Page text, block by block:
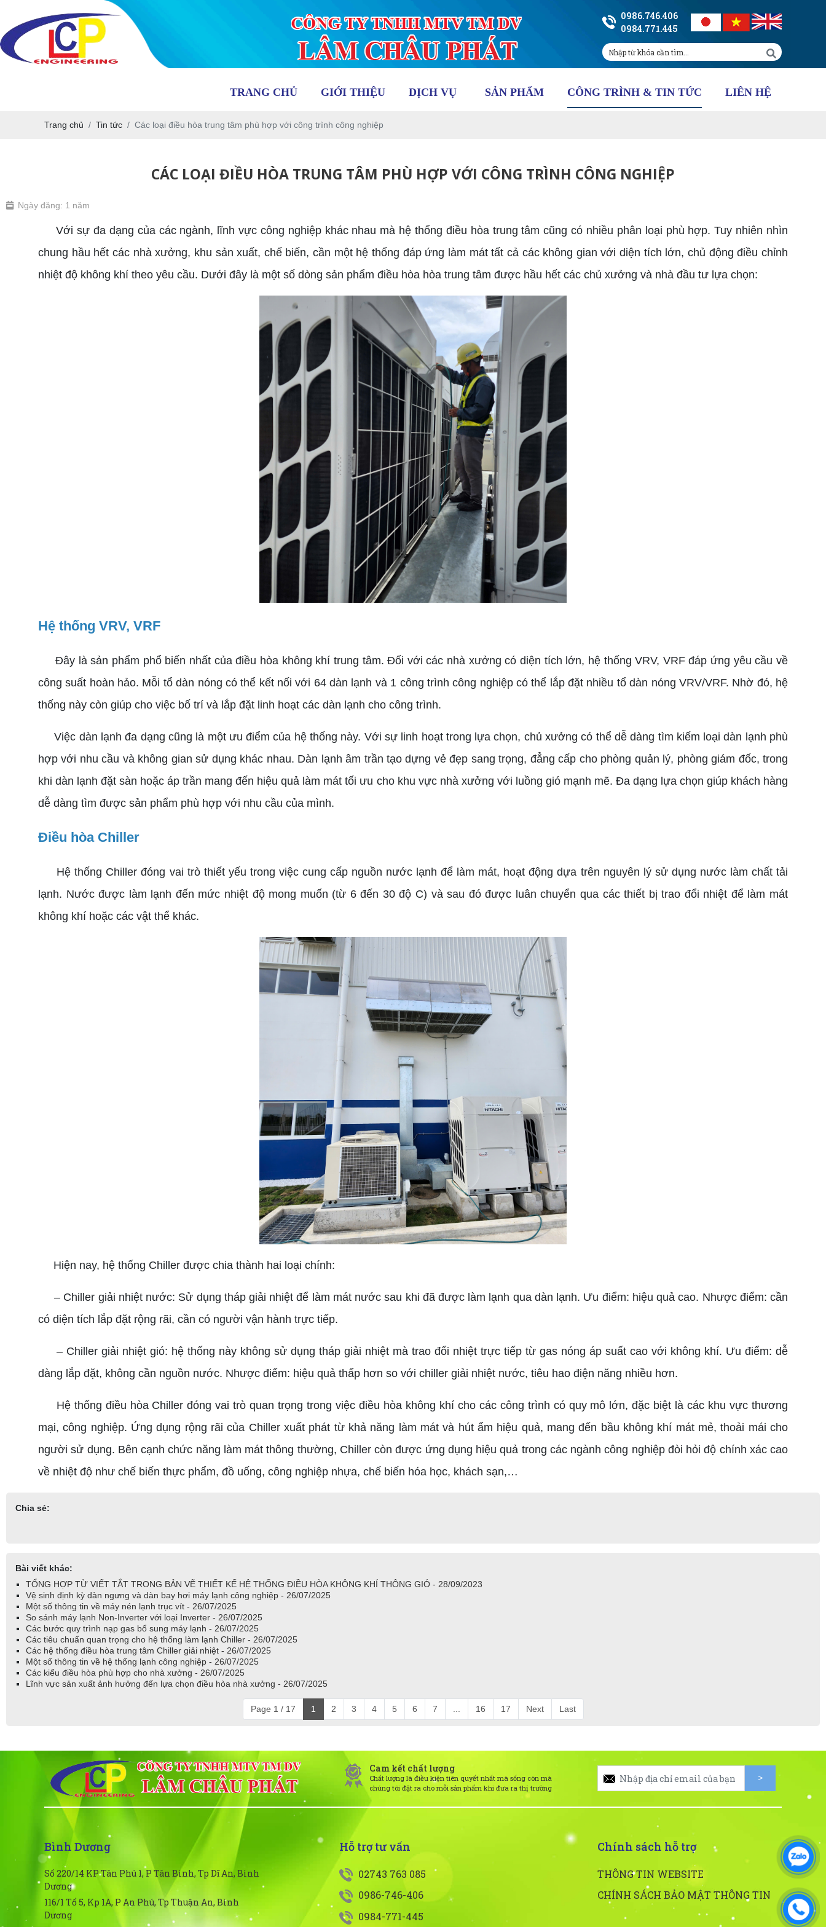
0986.746.406
0984.771.445
TRANG CHỦ GIỚI THIỆU DỊCH VỤ SẢN PHẨM CÔNG TRÌNH & TIN TỨC LIÊN HỆ
Trang chủ Tin tức Các loại điều hòa trung tâm phù hợp với công trình công nghiệp
CÁC LOẠI ĐIỀU HÒA TRUNG TÂM PHÙ HỢP VỚI CÔNG TRÌNH CÔNG NGHIỆP
Ngày đăng: 1 năm
Với sự đa dạng của các ngành, lĩnh vực công nghiệp khác nhau mà hệ thống điều hòa trung tâm cũng có nhiều phân loại phù hợp. Tuy nhiên nhìn
chung hầu hết các nhà xưởng, khu sản xuất, chế biến, cần một hệ thống đáp ứng làm mát tất cả các không gian với diện tích lớn, chủ động điều chỉnh
nhiệt độ không khí theo yêu cầu. Dưới đây là một số dòng sản phẩm điều hòa hòa trung tâm được hầu hết các chủ xưởng và nhà đầu tư lựa chọn:
Hệ thống VRV, VRF
Đây là sản phẩm phổ biến nhất của điều hòa không khí trung tâm. Đối với các nhà xưởng có diện tích lớn, hệ thống VRV, VRF đáp ứng yêu cầu về
công suất hoàn hảo. Mỗi tổ dàn nóng có thể kết nối với 64 dàn lạnh và 1 công trình công nghiệp có thể lắp đặt nhiều tổ dàn nóng VRV/VRF. Nhờ đó, hệ
thống này còn giúp cho việc bố trí và lắp đặt linh hoạt các dàn lạnh cho công trình.
Việc dàn lạnh đa dạng cũng là một ưu điểm của hệ thống này. Với sự linh hoạt trong lựa chọn, chủ xưởng có thể dễ dàng tìm kiếm loại dàn lạnh phù
hợp với nhu cầu và không gian sử dụng khác nhau. Dàn lạnh âm trần tạo dựng vẻ đẹp sang trọng, đẳng cấp cho phòng quản lý, phòng giám đốc, trong
khi dàn lạnh đặt sàn hoặc áp trần mang đến hiệu quả làm mát tối ưu cho khu vực nhà xưởng với luồng gió mạnh mẽ. Đa dạng lựa chọn giúp khách hàng
dễ dàng tìm được sản phẩm phù hợp với nhu cầu của mình.
Điều hòa Chiller
Hệ thống Chiller đóng vai trò thiết yếu trong việc cung cấp nguồn nước lạnh để làm mát, hoạt động dựa trên nguyên lý sử dụng nước làm chất tải
lạnh. Nước được làm lạnh đến mức nhiệt độ mong muốn (từ 6 đến 30 độ C) và sau đó được luân chuyển qua các thiết bị trao đổi nhiệt để làm mát
không khí hoặc các vật thể khác.
Hiện nay, hệ thống Chiller được chia thành hai loại chính:
– Chiller giải nhiệt nước: Sử dụng tháp giải nhiệt để làm mát nước sau khi đã được làm lạnh qua dàn lạnh. Ưu điểm: hiệu quả cao. Nhược điểm: cần
có diện tích lắp đặt rộng rãi, cần có người vận hành trực tiếp.
– Chiller giải nhiệt gió: hệ thống này không sử dụng tháp giải nhiệt mà trao đổi nhiệt trực tiếp từ gas nóng áp suất cao với không khí. Ưu điểm: dễ
dàng lắp đặt, không cần nguồn nước. Nhược điểm: hiệu quả thấp hơn so với chiller giải nhiệt nước, tiêu hao điện năng nhiều hơn.
Hệ thống điều hòa Chiller đóng vai trò quan trọng trong việc điều hòa không khí cho các công trình có quy mô lớn, đặc biệt là các khu vực thương
mại, công nghiệp. Ứng dụng rộng rãi của Chiller xuất phát từ khả năng làm mát và hút ẩm hiệu quả, mang đến bầu không khí mát mẻ, thoải mái cho
người sử dụng. Bên cạnh chức năng làm mát thông thường, Chiller còn được ứng dụng hiệu quả trong các ngành công nghiệp đòi hỏi độ chính xác cao
về nhiệt độ như chế biến thực phẩm, đồ uống, công nghiệp nhựa, chế biến hóa học, khách sạn,…
Chia sẻ:
Bài viết khác:
TỔNG HỢP TỪ VIẾT TẮT TRONG BẢN VẼ THIẾT KẾ HỆ THỐNG ĐIỀU HÒA KHÔNG KHÍ THÔNG GIÓ - 28/09/2023
Vệ sinh định kỳ dàn ngưng và dàn bay hơi máy lạnh công nghiệp - 26/07/2025
Một số thông tin về máy nén lạnh trục vít - 26/07/2025
So sánh máy lạnh Non-Inverter với loại Inverter - 26/07/2025
Các bước quy trình nạp gas bổ sung máy lạnh - 26/07/2025
Các tiêu chuẩn quan trọng cho hệ thống làm lạnh Chiller - 26/07/2025
Các hệ thống điều hòa trung tâm Chiller giải nhiệt - 26/07/2025
Một số thông tin về hệ thống lạnh công nghiệp - 26/07/2025
Các kiểu điều hòa phù hợp cho nhà xưởng - 26/07/2025
Lĩnh vực sản xuất ảnh hưởng đến lựa chọn điều hòa nhà xưởng - 26/07/2025
Page 1 / 17 1 2 3 4 5 6 7 16 17 Next Last
Cam kết chất lượng
Chất lượng là điều kiện tiên quyết nhất mà sống còn mà
chúng tôi đặt ra cho mỗi sản phẩm khi đưa ra thị trường
Bình Dương
Số 220/14 KP Tân Phú 1, P Tân Bình, Tp Dĩ An, Bình
Dương
116/1 Tổ 5, Kp 1A, P An Phú, Tp Thuận An, Bình
Dương
Hỗ trợ tư vấn
02743 763 085
0986-746-406
0984-771-445
Chính sách hỗ trợ
THÔNG TIN WEBSITE
CHÍNH SÁCH BẢO MẬT THÔNG TIN